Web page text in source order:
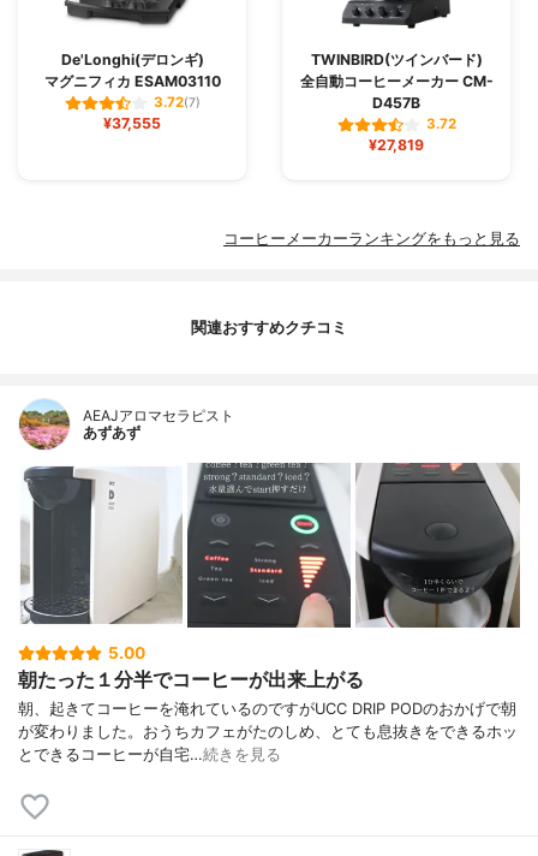
De'Longhi(デロンギ)
マグニフィカ ESAM03110
3.72(7)
¥37,555
TWINBIRD(ツインバード)
全自動コーヒーメーカー CM-
D457B
3.72
¥27,819
コーヒーメーカーランキングをもっと見る
関連おすすめクチコミ
AEAJアロマセラピスト
あずあず
5.00
朝たった１分半でコーヒーが出来上がる
朝、起きてコーヒーを淹れているのですがUCC DRIP PODのおかげで朝
が変わりました。おうちカフェがたのしめ、とても息抜きをできるホッ
とできるコーヒーが自宅…続きを見る